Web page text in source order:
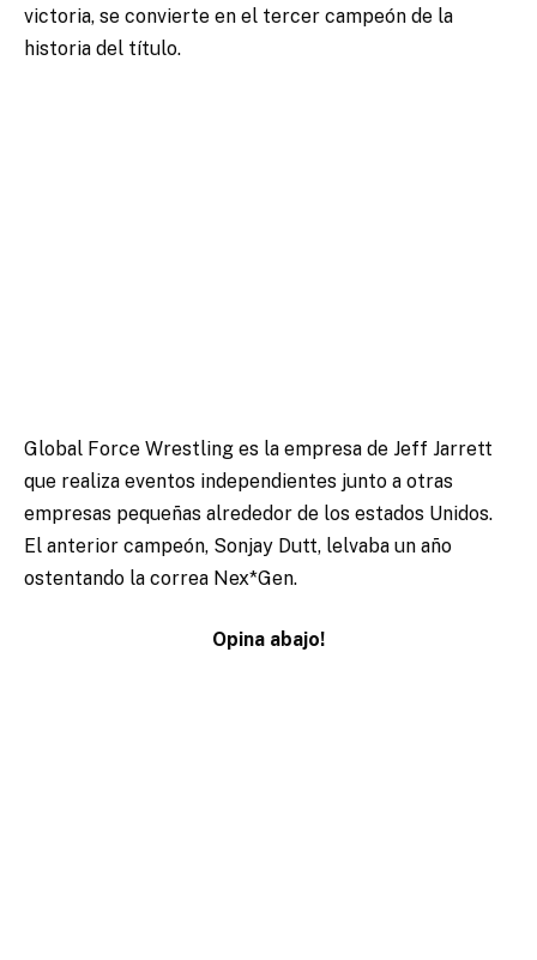
victoria, se convierte en el tercer campeón de la
historia del título.
Global Force Wrestling es la empresa de Jeff Jarrett
que realiza eventos independientes junto a otras
empresas pequeñas alrededor de los estados Unidos.
El anterior campeón, Sonjay Dutt, lelvaba un año
ostentando la correa Nex*Gen.
Opina abajo!